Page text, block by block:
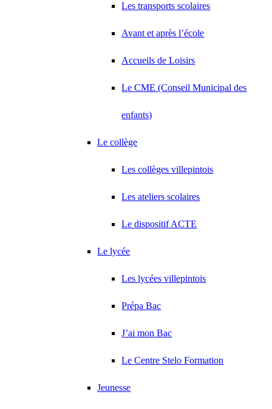
Les transports scolaires
Avant et après l’école
Accueils de Loisirs
Le CME (Conseil Municipal des
enfants)
Le collège
Les collèges villepintois
Les ateliers scolaires
Le dispositif ACTE
Le lycée
Les lycées villepintois
Prépa Bac
J’ai mon Bac
Le Centre Stelo Formation
Jeunesse